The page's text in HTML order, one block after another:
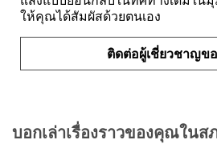
ให้คุณได้สัมผัสด้วยตนเอง
ติดต่อผู้เชี่ยวชาญข
บอกเล่าเรื่องราวของคุณใน